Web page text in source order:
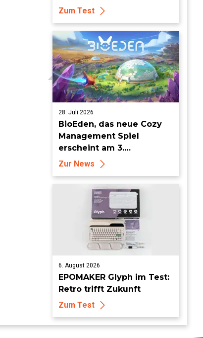
Zum Test
28. Juli 2026
BioEden, das neue Cozy
Management Spiel
erscheint am 3.
September für PS5, Xbox
Series, Nintendo Switch 2
und Steam
Zur News
6. August 2026
EPOMAKER Glyph im Test:
Retro trifft Zukunft
Zum Test